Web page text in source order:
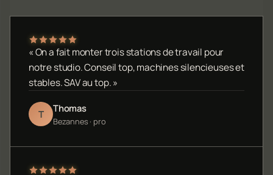
« On a fait monter trois stations de travail pour
notre studio. Conseil top, machines silencieuses et
stables. SAV au top. »
T Thomas
Bezannes · pro